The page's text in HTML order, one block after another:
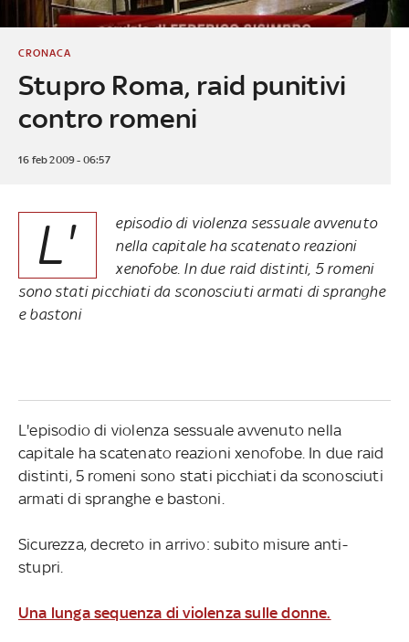
Stupro Roma, raid punitivi
contro romeni
CRONACA
16 feb 2009 - 06:57
L'
episodio di violenza sessuale avvenuto
nella capitale ha scatenato reazioni
xenofobe. In due raid distinti, 5 romeni
sono stati picchiati da sconosciuti armati di spranghe
e bastoni
L'episodio di violenza sessuale avvenuto nella
capitale ha scatenato reazioni xenofobe. In due raid
distinti, 5 romeni sono stati picchiati da sconosciuti
armati di spranghe e bastoni.
Sicurezza, decreto in arrivo: subito misure anti-
stupri.
Una lunga sequenza di violenza sulle donne.